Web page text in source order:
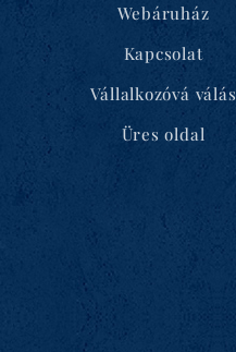
Webáruház
Kapcsolat
Vállalkozóvá válás
Üres oldal